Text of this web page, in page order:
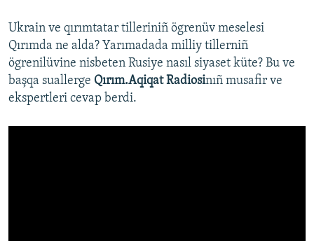
Ukrain ve qırımtatar tilleriniñ ögrenüv meselesi
Qırımda ne alda? Yarımadada milliy tillerniñ
ögrenilüvine nisbeten Rusiye nasıl siyaset küte? Bu ve
başqa suallerge Qırım.Aqiqat Radiosinıñ musafir ve
ekspertleri cevap berdi.